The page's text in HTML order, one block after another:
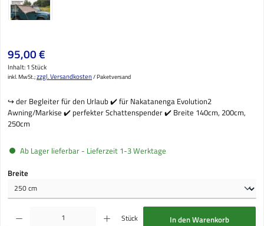
Regulärer Preis:
95,00 €
Inhalt:1 Stück
inkl. MwSt.;zzgl. Versandkosten/ Paketversand
↪️ der Begleiter für den Urlaub ✔️ für Nakatanenga Evolution2
Awning/Markise ✔️ perfekter Schattenspender ✔️ Breite 140cm, 200cm,
250cm
Ab Lager lieferbar - Lieferzeit 1-3 Werktage
Breite
Produkt Anzahl: Gib den gewünschten Wert ein oder benutze die Schaltflächen um die
Stück In den Warenkorb